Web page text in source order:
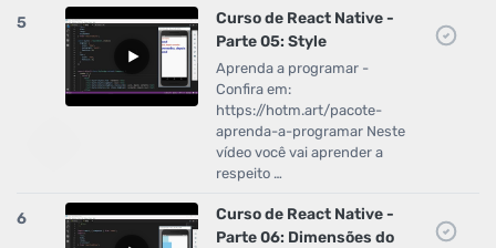
5
Curso de React Native -
Parte 05: Style
Aprenda a programar -
Confira em:
https://hotm.art/pacote-
aprenda-a-programar Neste
vídeo você vai aprender a
respeito …
6
Curso de React Native -
Parte 06: Dimensões do